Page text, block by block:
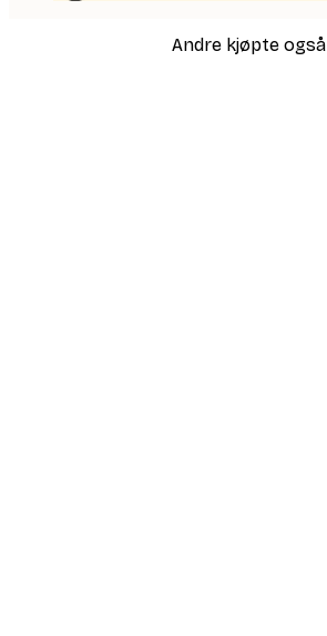
Andre kjøpte også